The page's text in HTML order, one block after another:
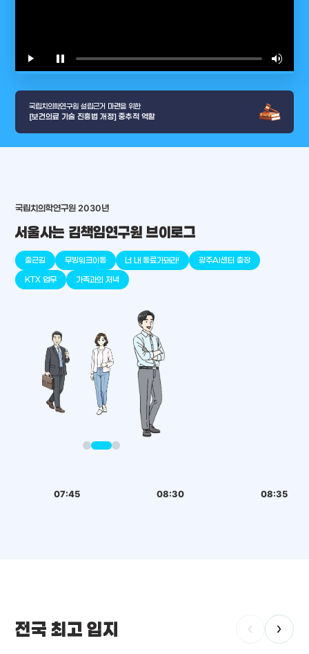
충청남도place
천안
place
세종
place
판교
place
오송
place
대덕
place
원주
play_arrow pause volume_up
국립치의학연구원 설립근거 마련을 위한
[보건의료 기술 진흥법 개정] 중추적 역할
국립치의학연구원 2030년
서울사는 김책임연구원 브이로그
출근길 무빙워크이동 너 내 동료가돼라! 광주AI센터 출장
KTX 업무 가족과의 저녁
07:45 08:30 08:35
전국 최고 입지 ‹ ›